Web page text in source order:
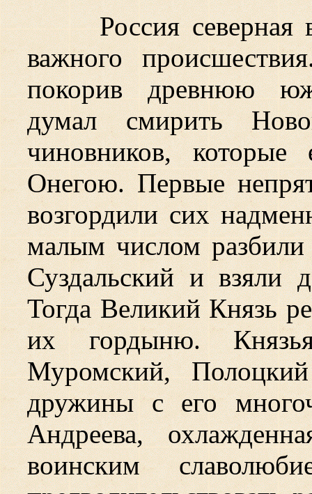
Россия
важного
покорив древнюю
думал смирить
чиновников, которые
Онегою. Первые
возгордили сих
малым числом разбили
Суздальский и взяли
Тогда Великий Князь
их гордыню.
Муромский,
дружины с его
Андреева,
воинским